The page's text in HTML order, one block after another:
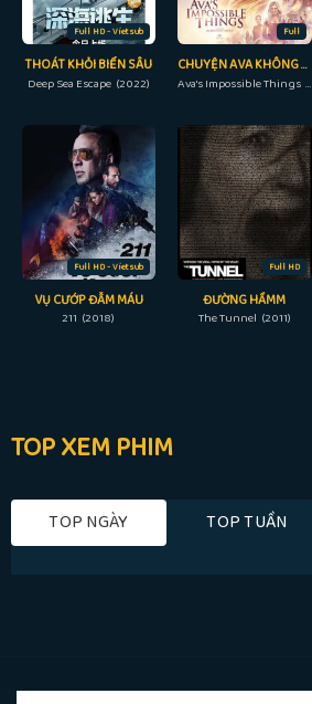
Full HD - Vietsub
THOÁT KHỎI BIỂN SÂU
Deep Sea Escape (2022)
Full
CHUYỆN AVA KHÔNG THỂ LÀM
Ava's Impossible Things (2016)
Full HD - Vietsub
VỤ CƯỚP ĐẪM MÁU
211 (2018)
Full HD
ĐƯỜNG HẦMM
The Tunnel (2011)
TOP XEM PHIM
TOP NGÀY TOP TUẦN